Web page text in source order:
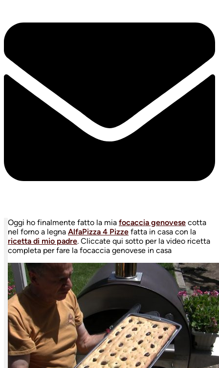
Oggi ho finalmente fatto la mia focaccia genovese cotta
nel forno a legna AlfaPizza 4 Pizze fatta in casa con la
ricetta di mio padre. Cliccate qui sotto per la video ricetta
completa per fare la focaccia genovese in casa